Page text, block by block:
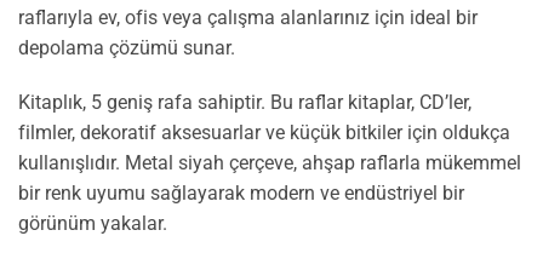
raflarıyla ev, ofis veya çalışma alanlarınız için ideal bir
depolama çözümü sunar.
Kitaplık, 5 geniş rafa sahiptir. Bu raflar kitaplar, CD’ler,
filmler, dekoratif aksesuarlar ve küçük bitkiler için oldukça
kullanışlıdır. Metal siyah çerçeve, ahşap raflarla mükemmel
bir renk uyumu sağlayarak modern ve endüstriyel bir
görünüm yakalar.